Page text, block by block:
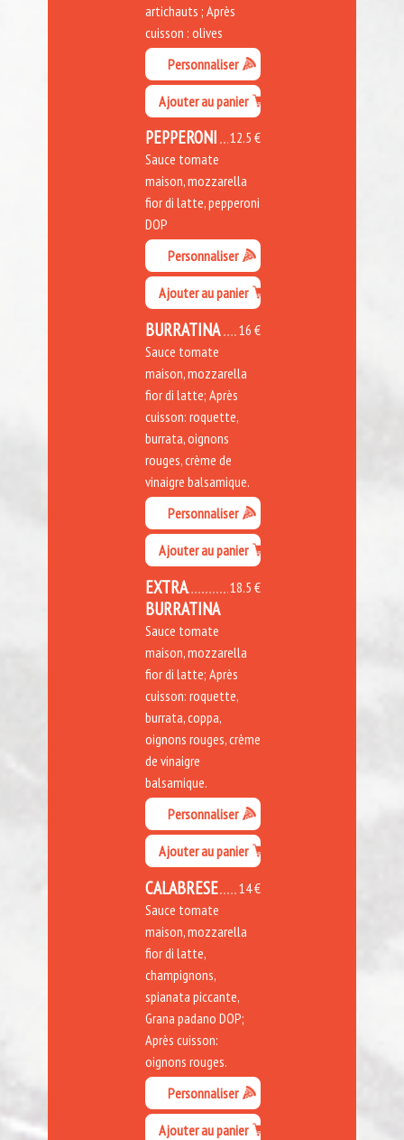
artichauts ; Après
cuisson : olives
Personnaliser
Ajouter au panier
12.5 €
PEPPERONI
Sauce tomate
maison, mozzarella
fior di latte, pepperoni
DOP
Personnaliser
Ajouter au panier
16 €
BURRATINA
Sauce tomate
maison, mozzarella
fior di latte; Après
cuisson: roquette,
burrata, oignons
rouges, crème de
vinaigre balsamique.
Personnaliser
Ajouter au panier
18.5 €
EXTRA
BURRATINA
Sauce tomate
maison, mozzarella
fior di latte; Après
cuisson: roquette,
burrata, coppa,
oignons rouges, crème
de vinaigre
balsamique.
Personnaliser
Ajouter au panier
14 €
CALABRESE
Sauce tomate
maison, mozzarella
fior di latte,
champignons,
spianata piccante,
Grana padano DOP;
Après cuisson:
oignons rouges.
Personnaliser
Ajouter au panier